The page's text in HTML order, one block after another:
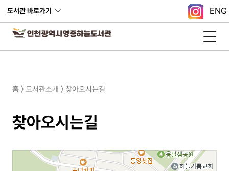
도서관 바로가기 ENG
홈 〉 도서관소개 〉 찾아오시는길
찾아오시는길